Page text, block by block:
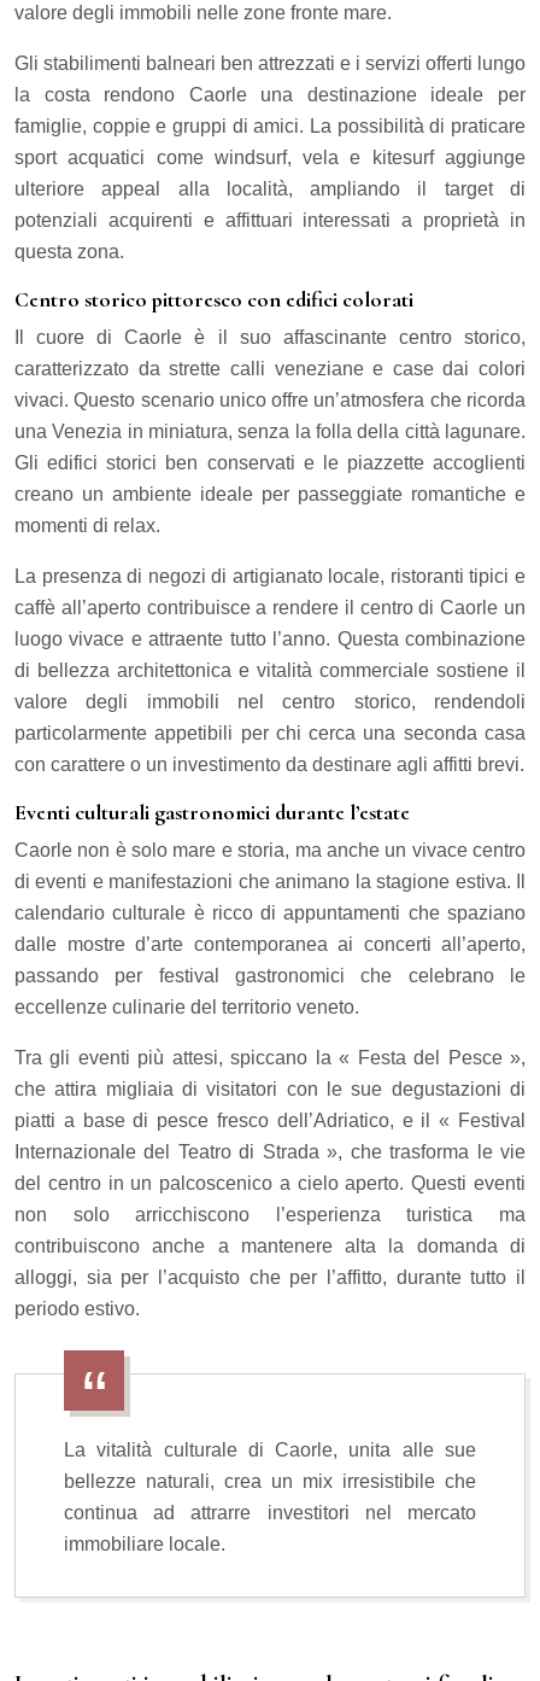
valore degli immobili nelle zone fronte mare.
Gli stabilimenti balneari ben attrezzati e i servizi offerti lungo
la costa rendono Caorle una destinazione ideale per
famiglie, coppie e gruppi di amici. La possibilità di praticare
sport acquatici come windsurf, vela e kitesurf aggiunge
ulteriore appeal alla località, ampliando il target di
potenziali acquirenti e affittuari interessati a proprietà in
questa zona.
Centro storico pittoresco con edifici colorati
Il cuore di Caorle è il suo affascinante centro storico,
caratterizzato da strette calli veneziane e case dai colori
vivaci. Questo scenario unico offre un’atmosfera che ricorda
una Venezia in miniatura, senza la folla della città lagunare.
Gli edifici storici ben conservati e le piazzette accoglienti
creano un ambiente ideale per passeggiate romantiche e
momenti di relax.
La presenza di negozi di artigianato locale, ristoranti tipici e
caffè all’aperto contribuisce a rendere il centro di Caorle un
luogo vivace e attraente tutto l’anno. Questa combinazione
di bellezza architettonica e vitalità commerciale sostiene il
valore degli immobili nel centro storico, rendendoli
particolarmente appetibili per chi cerca una seconda casa
con carattere o un investimento da destinare agli affitti brevi.
Eventi culturali gastronomici durante l’estate
Caorle non è solo mare e storia, ma anche un vivace centro
di eventi e manifestazioni che animano la stagione estiva. Il
calendario culturale è ricco di appuntamenti che spaziano
dalle mostre d’arte contemporanea ai concerti all’aperto,
passando per festival gastronomici che celebrano le
eccellenze culinarie del territorio veneto.
Tra gli eventi più attesi, spiccano la « Festa del Pesce »,
che attira migliaia di visitatori con le sue degustazioni di
piatti a base di pesce fresco dell’Adriatico, e il « Festival
Internazionale del Teatro di Strada », che trasforma le vie
del centro in un palcoscenico a cielo aperto. Questi eventi
non solo arricchiscono l’esperienza turistica ma
contribuiscono anche a mantenere alta la domanda di
alloggi, sia per l’acquisto che per l’affitto, durante tutto il
periodo estivo.
La vitalità culturale di Caorle, unita alle sue
bellezze naturali, crea un mix irresistibile che
continua ad attrarre investitori nel mercato
immobiliare locale.